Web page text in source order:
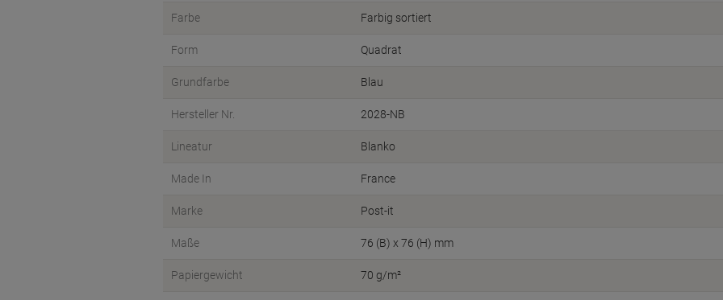
Farbe Farbig sortiert
Form Quadrat
Grundfarbe Blau
Hersteller Nr. 2028-NB
Lineatur Blanko
Made In France
Marke Post-it
Maße 76 (B) x 76 (H) mm
Papiergewicht 70 g/m²